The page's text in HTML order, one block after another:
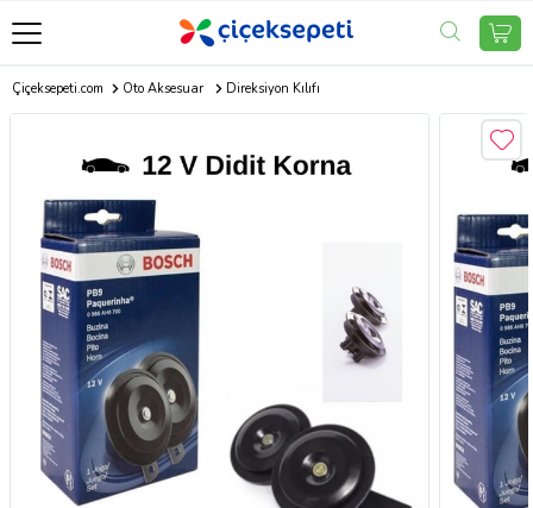
Çiçeksepeti.com Oto Aksesuar Direksiyon Kılıfı